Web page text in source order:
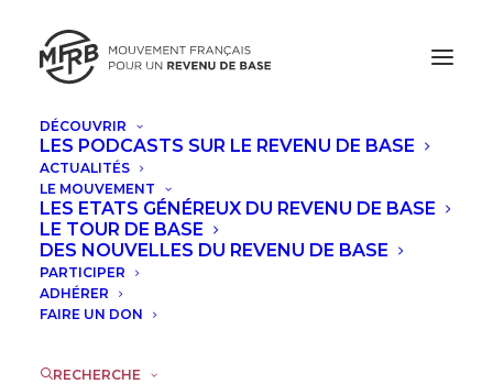
DÉCOUVRIR
LES PODCASTS SUR LE REVENU DE BASE
ACTUALITÉS
LE MOUVEMENT
LES ETATS GÉNÉREUX DU REVENU DE BASE
LE TOUR DE BASE
DES NOUVELLES DU REVENU DE BASE
PARTICIPER
ADHÉRER
FAIRE UN DON
RECHERCHE